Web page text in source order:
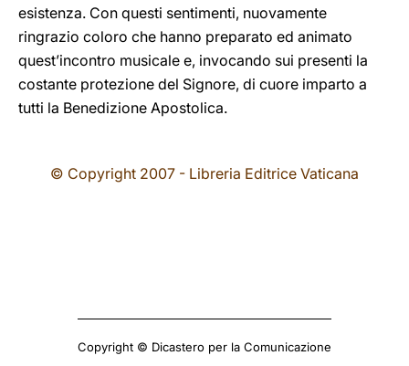
esistenza. Con questi sentimenti, nuovamente
ringrazio coloro che hanno preparato ed animato
quest’incontro musicale e, invocando sui presenti la
costante protezione del Signore, di cuore imparto a
tutti la Benedizione Apostolica.
© Copyright 2007 - Libreria Editrice Vaticana
Copyright © Dicastero per la Comunicazione